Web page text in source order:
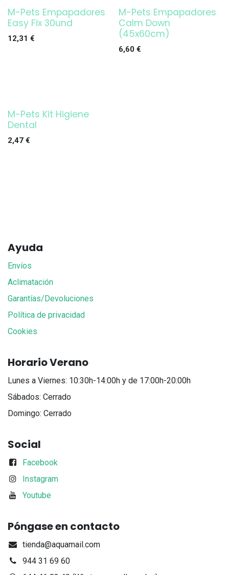
M-Pets Empapadores
Easy Fix 30und
12,31 €
M-Pets Empapadores
Calm Down
(45x60cm)
6,60€
M-Pets Kit Higiene
Dental
2,47 €
Ayuda
Envíos
Aclimatación
Garantías/Devoluciones
Política de privacidad
Cookies
Horario Verano
Lunes a Viernes: 10:30h-14:00h y de 17:00h-20:00h
Sábados: Cerrado
Domingo: Cerrado
Social
Facebook
Instagram
Youtube
Póngase en contacto
tienda@aquamail.com
944 31 69 60